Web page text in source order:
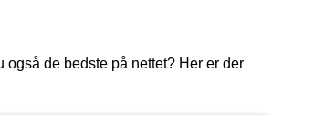
de bedste på nettet? Her er der